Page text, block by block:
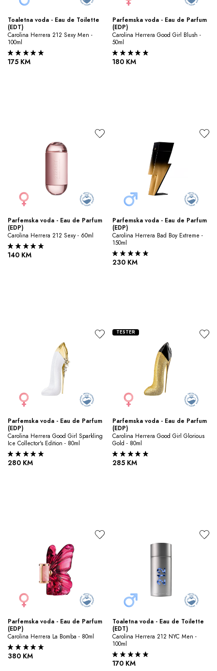
Toaletna voda - Eau de Toilette
(EDT)
Carolina Herrera 212 Sexy Men -
100ml
175 KM
Parfemska voda - Eau de Parfum
(EDP)
Carolina Herrera Good Girl Blush -
50ml
180 KM
Parfemska voda - Eau de Parfum
(EDP)
Carolina Herrera 212 Sexy - 60ml
140 KM
Parfemska voda - Eau de Parfum
(EDP)
Carolina Herrera Bad Boy Extreme -
150ml
230 KM
Parfemska voda - Eau de Parfum
(EDP)
Carolina Herrera Good Girl Sparkling
Ice Collector's Edition - 80ml
280 KM
Parfemska voda - Eau de Parfum
(EDP)
Carolina Herrera Good Girl Glorious
Gold - 80ml
285 KM
TESTER
Parfemska voda - Eau de Parfum
(EDP)
Carolina Herrera La Bomba - 80ml
380 KM
Toaletna voda - Eau de Toilette
(EDT)
Carolina Herrera 212 NYC Men -
100ml
170 KM